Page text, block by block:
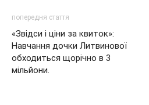
попередня стаття
«Звідси і ціни за квиток»:
Навчання дочки Литвинової
обходиться щорічно в 3
мільйони.